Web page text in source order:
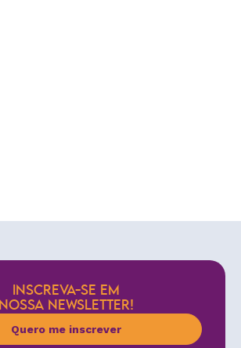
INSCREVA-SE EM
NOSSA NEWSLETTER!
Quero me inscrever